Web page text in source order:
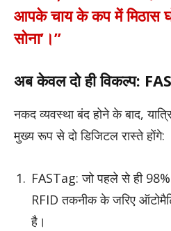
आपके चाय के कप में मिठास
सोना’।”
अब केवल दो ही विकल्प:
नकद व्यवस्था बंद होने के बाद,
मुख्य रूप से दो डिजिटल रास्ते होंगे:
FASTag: जो पहले से ही
RFID तकनीक के जरिए
है।